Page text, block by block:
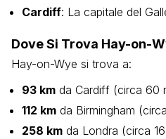
Cardiff: La capitale del
Dove Si Trova Hay-on-
Hay-on-Wye si trova a:
93 km da Cardiff (circa 60
112 km da Birmingham
258 km da Londra (circa